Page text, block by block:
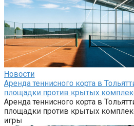
Новости
Аренда теннисного корта в
площадки против крытых
Аренда теннисного корта в
площадки против крытых
игры